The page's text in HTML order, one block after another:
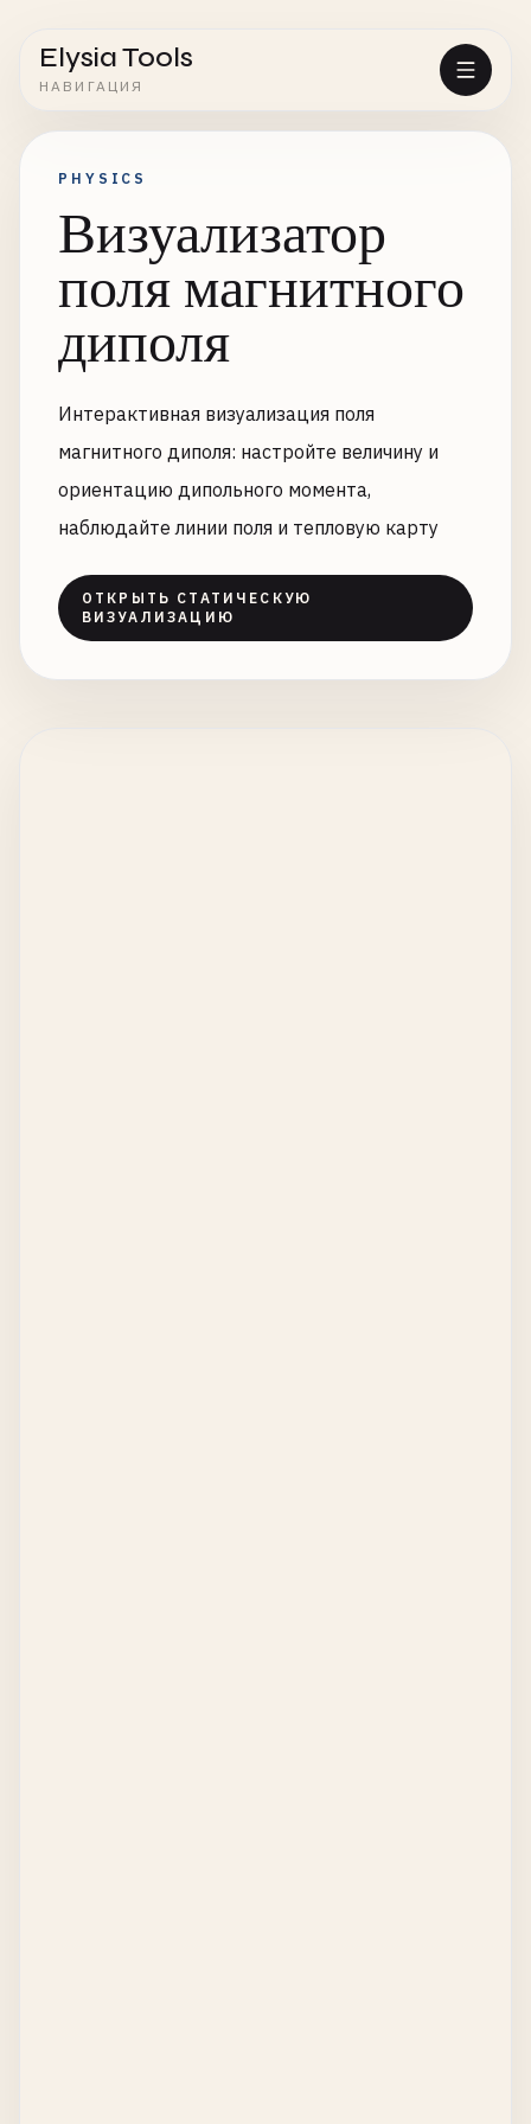
Elysia Tools
НАВИГАЦИЯ
PHYSICS
Визуализатор
поля магнитного
диполя
Интерактивная визуализация поля
магнитного диполя: настройте величину и
ориентацию дипольного момента,
наблюдайте линии поля и тепловую карту
ОТКРЫТЬ СТАТИЧЕСКУЮ
ВИЗУАЛИЗАЦИЮ